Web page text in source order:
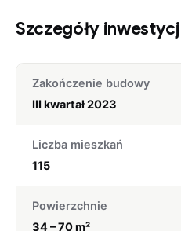
Szczegóły
Zakończenie budowy
III kwartał 2023
Liczba mieszkań
115
Powierzchnie
34 – 70 m²